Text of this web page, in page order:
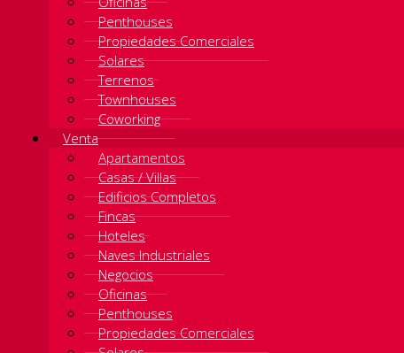
Penthouses
Propiedades Comerciales
Solares
Terrenos
Townhouses
Coworking
Venta
Apartamentos
Casas / Villas
Edificios Completos
Fincas
Hoteles
Naves Industriales
Negocios
Oficinas
Penthouses
Propiedades Comerciales